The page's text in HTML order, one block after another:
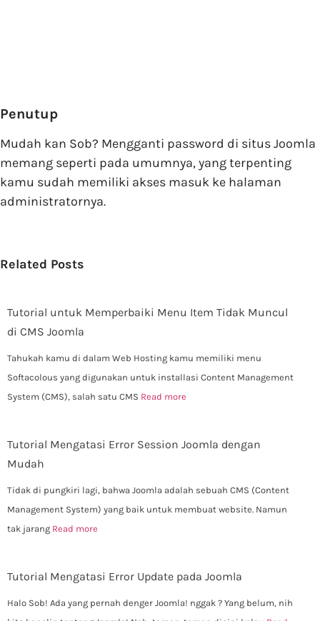
Penutup
Mudah kan Sob? Mengganti password di situs Joomla
memang seperti pada umumnya, yang terpenting
kamu sudah memiliki akses masuk ke halaman
administratornya.
Related Posts
Tutorial untuk Memperbaiki Menu Item Tidak Muncul
di CMS Joomla
Tahukah kamu di dalam Web Hosting kamu memiliki menu
Softacolous yang digunakan untuk installasi Content Management
System (CMS), salah satu CMS Read more
Tutorial Mengatasi Error Session Joomla dengan
Mudah
Tidak di pungkiri lagi, bahwa Joomla adalah sebuah CMS (Content
Management System) yang baik untuk membuat website. Namun
tak jarang Read more
Tutorial Mengatasi Error Update pada Joomla
Halo Sob! Ada yang pernah denger Joomla! nggak ? Yang belum, nih